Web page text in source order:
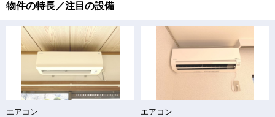
物件の特長／注目の設備
エアコン エアコン